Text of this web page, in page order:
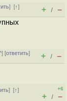
][↑]
+ / –
] [ответить]
+ / –
][↑]
+6
+ / –